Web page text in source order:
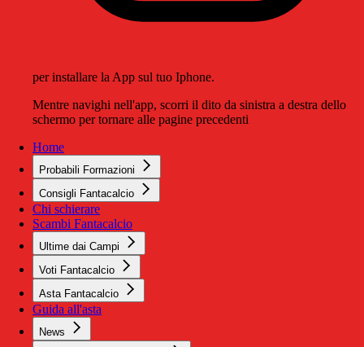
per installare la App sul tuo Iphone.
Mentre navighi nell'app, scorri il dito da sinistra a destra dello
schermo per tornare alle pagine precedenti
Home
Probabili Formazioni
Consigli Fantacalcio
Chi schierare
Scambi Fantacalcio
Ultime dai Campi
Voti Fantacalcio
Asta Fantacalcio
Guida all'asta
News